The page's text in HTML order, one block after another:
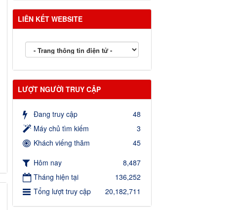
LIÊN KẾT WEBSITE
LƯỢT NGƯỜI TRUY CẬP
Đang truy cập
48
Máy chủ tìm kiếm
3
Khách viếng thăm
45
Hôm nay
8,487
Tháng hiện tại
136,252
Tổng lượt truy cập
20,182,711